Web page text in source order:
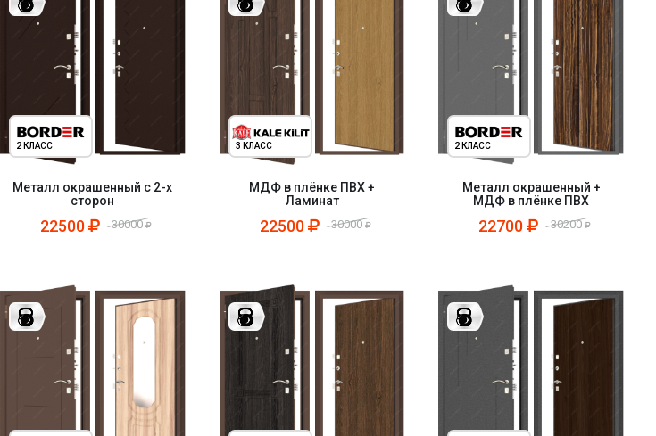
2 КЛАСС
Металл окрашенный с 2-х
сторон
22500 30000
3 КЛАСС
МДФ в плёнке ПВХ +
Ламинат
22500 30000
2 КЛАСС
Металл окрашенный +
МДФ в плёнке ПВХ
22700 30200